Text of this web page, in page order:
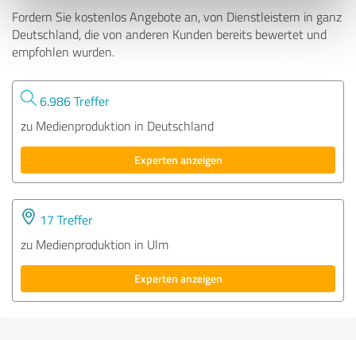
Fordern Sie kostenlos Angebote an, von Dienstleistern in ganz
Deutschland, die von anderen Kunden bereits bewertet und
empfohlen wurden.
6.986 Treffer
zu Medienproduktion in Deutschland
Experten anzeigen
17 Treffer
zu Medienproduktion in Ulm
Experten anzeigen